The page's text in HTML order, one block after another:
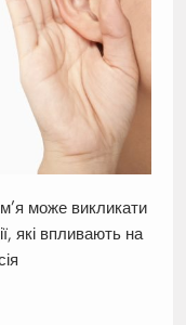
може викликати
які впливають на